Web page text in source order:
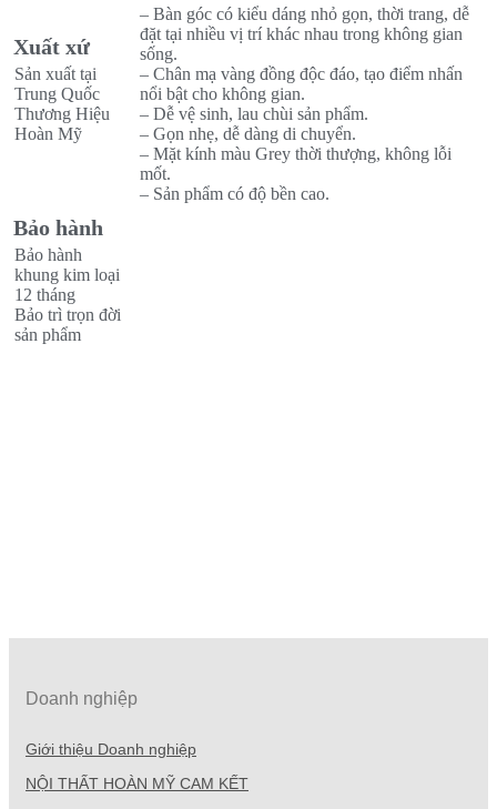
Xuất xứ
Sản xuất tại
Trung Quốc
Thương Hiệu
Hoàn Mỹ
– Bàn góc có kiểu dáng nhỏ gọn, thời trang, dễ
đặt tại nhiều vị trí khác nhau trong không gian
sống.
– Chân mạ vàng đồng độc đáo, tạo điểm nhấn
nổi bật cho không gian.
– Dễ vệ sinh, lau chùi sản phẩm.
– Gọn nhẹ, dễ dàng di chuyển.
– Mặt kính màu Grey thời thượng, không lỗi
mốt.
– Sản phẩm có độ bền cao.
Bảo hành
Bảo hành
khung kim loại
12 tháng
Bảo trì trọn đời
sản phẩm
Doanh nghiệp
Giới thiệu Doanh nghiệp
NỘI THẤT HOÀN MỸ CAM KẾT